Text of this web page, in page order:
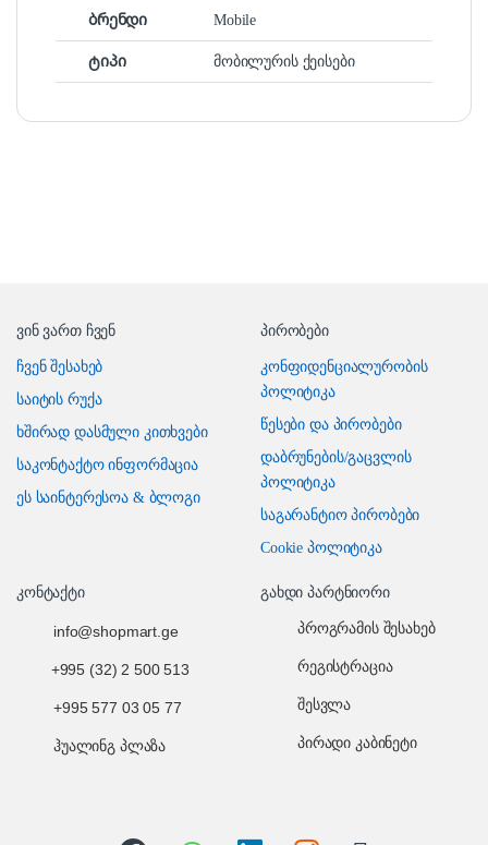
ბრენდი Mobile
ტიპი მობილურის ქეისები
ვინ ვართ ჩვენ
ჩვენ შესახებ
საიტის რუქა
ხშირად დასმული კითხვები
საკონტაქტო ინფორმაცია
ეს საინტერესოა & ბლოგი
პირობები
კონფიდენციალურობის
პოლიტიკა
წესები და პირობები
დაბრუნების/გაცვლის
პოლიტიკა
საგარანტიო პირობები
Cookie პოლიტიკა
კონტაქტი
info@shopmart.ge
+995 (32) 2 500 513
+995 577 03 05 77
ჰუალინგ პლაზა
გახდი პარტნიორი
პროგრამის შესახებ
რეგისტრაცია
შესვლა
პირადი კაბინეტი